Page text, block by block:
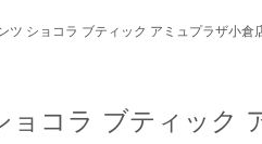
メートルショコラティエ
ツ ショコラ ブティック アミュプラザ小倉
ョコラ ブティック